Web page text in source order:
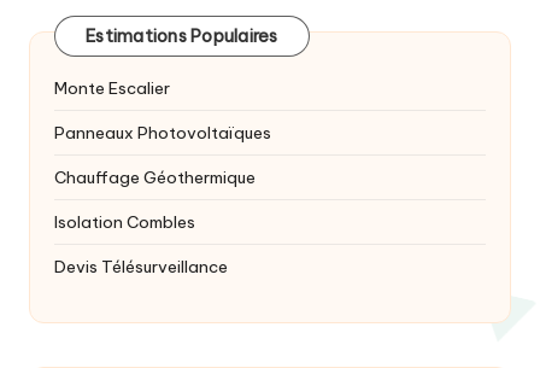
Estimations Populaires
Monte Escalier
Panneaux Photovoltaïques
Chauffage Géothermique
Isolation Combles
Devis Télésurveillance